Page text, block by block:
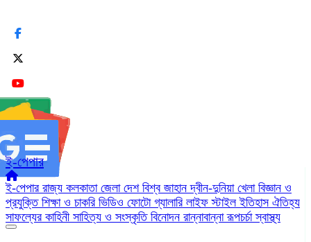
ই-পেপার
ই-পেপার রাজ্য কলকাতা জেলা দেশ বিশ্ব জাহানদ্বীন-দুনিয়া খেলা বিজ্ঞান ও
প্রযুক্তি শিক্ষা ও চাকরি ভিডিও ফোটো গ্যালারি লাইফ স্টাইলইতিহাস ঐতিহ্য
সাফল্যের কাহিনী সাহিত্য ও সংস্কৃতি বিনোদন রান্নাবান্নারূপচর্চাস্বাস্থ্য